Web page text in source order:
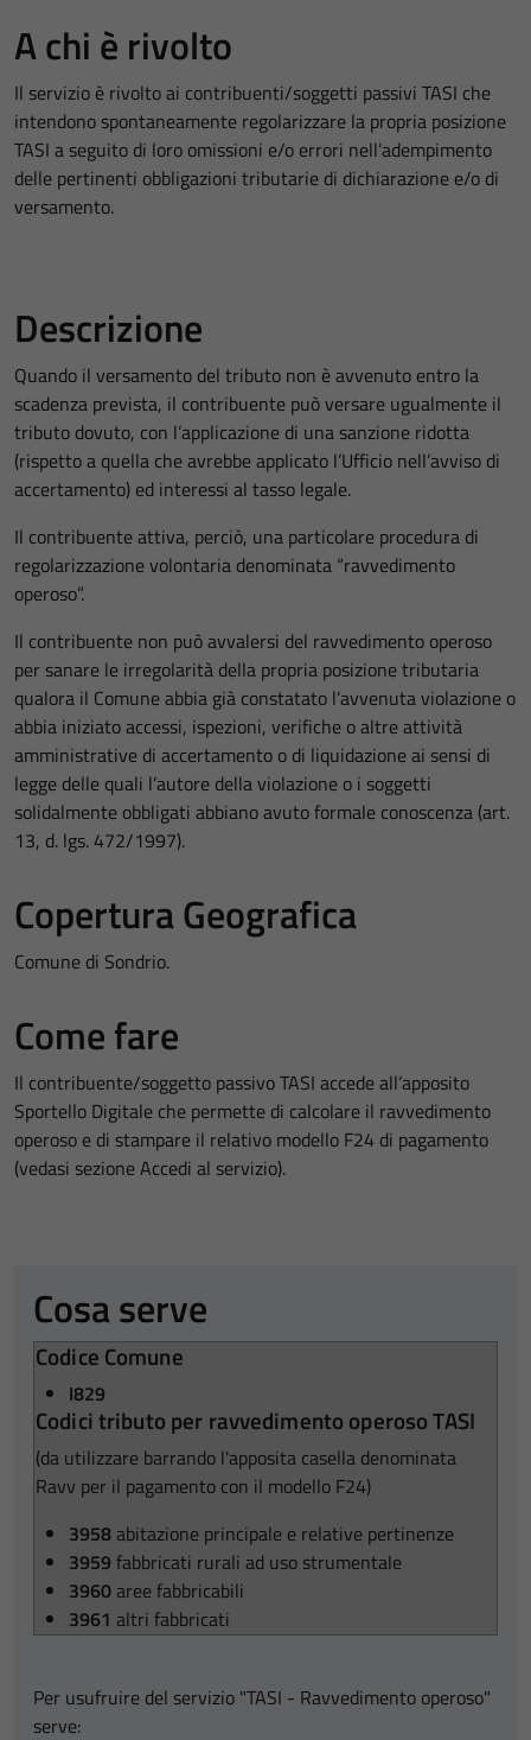
A chi è rivolto
Il servizio è rivolto ai contribuenti/soggetti passivi TASI che
intendono spontaneamente regolarizzare la propria posizione
TASI a seguito di loro omissioni e/o errori nell’adempimento
delle pertinenti obbligazioni tributarie di dichiarazione e/o di
versamento.
Descrizione
Quando il versamento del tributo non è avvenuto entro la
scadenza prevista, il contribuente può versare ugualmente il
tributo dovuto, con l’applicazione di una sanzione ridotta
(rispetto a quella che avrebbe applicato l’Ufficio nell’avviso di
accertamento) ed interessi al tasso legale.
Il contribuente attiva, perciò, una particolare procedura di
regolarizzazione volontaria denominata “ravvedimento
operoso”.
Il contribuente non può avvalersi del ravvedimento operoso
per sanare le irregolarità della propria posizione tributaria
qualora il Comune abbia già constatato l’avvenuta violazione o
abbia iniziato accessi, ispezioni, verifiche o altre attività
amministrative di accertamento o di liquidazione ai sensi di
legge delle quali l’autore della violazione o i soggetti
solidalmente obbligati abbiano avuto formale conoscenza (art.
13, d. lgs. 472/1997).
Copertura Geografica
Comune di Sondrio.
Come fare
Il contribuente/soggetto passivo TASI accede all’apposito
Sportello Digitale che permette di calcolare il ravvedimento
operoso e di stampare il relativo modello F24 di pagamento
(vedasi sezione Accedi al servizio).
Cosa serve
Codice Comune
I829
Codici tributo per ravvedimento operoso TASI
(da utilizzare barrando l'apposita casella denominata
Ravv per il pagamento con il modello F24)
3958abitazione principale e relative pertinenze
3959 fabbricati rurali ad uso strumentale
3960aree fabbricabili
3961 altri fabbricati
Per usufruire del servizio "TASI - Ravvedimento operoso"
serve: